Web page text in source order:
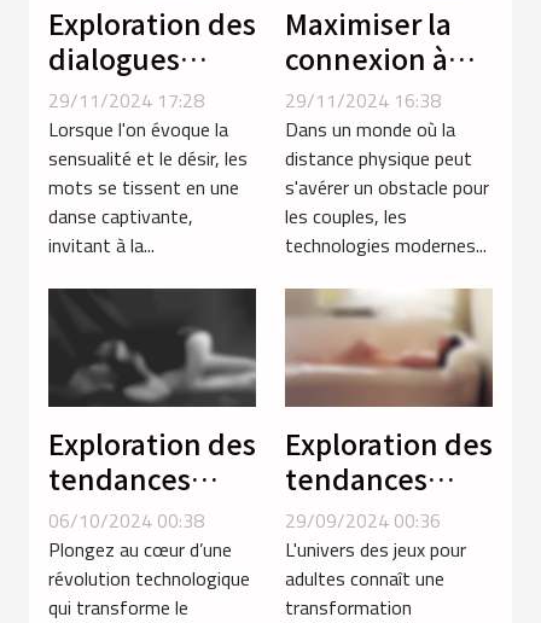
Exploration des
dialogues
érotiques avec
des femmes du
Maghreb
29/11/2024 17:28
Lorsque l'on évoque la
sensualité et le désir, les
mots se tissent en une
danse captivante,
invitant à la...
Maximiser la
connexion à
distance avec
des jouets
connectés
pour couples
29/11/2024 16:38
Dans un monde où la
distance physique peut
s'avérer un obstacle pour
les couples, les
technologies modernes...
Exploration des
tendances
émergentes
dans les jeux
pour adultes
06/10/2024 00:38
Plongez au cœur d’une
révolution technologique
qui transforme le
Exploration des
tendances
actuelles dans
les jeux porno
et hentai
29/09/2024 00:36
L'univers des jeux pour
adultes connaît une
transformation